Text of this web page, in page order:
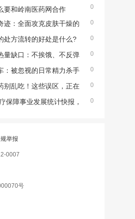
了明确答案
0
要和岭南医药网合作
0
迹：全面攻克皮肤干燥的
0
处方流转的好处是什么?
0
量缺口：不挨饿、不反弹
0
：被忽视的日常精力杀手
0
别乱吃！这些误区，正在
0
保障事业发展统计快报，
举报
0007
号